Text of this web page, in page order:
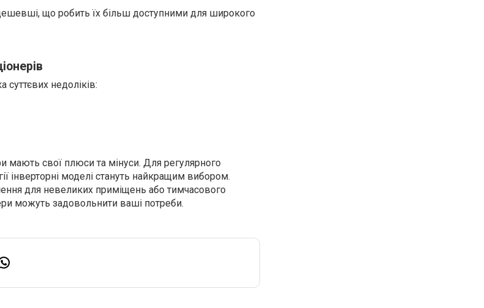
що робить їх більш доступними для широкого
суттєвих недоліків:
мають свої плюси та мінуси. Для регулярного
інверторні моделі стануть найкращим вибором.
для невеликих приміщень або тимчасового
можуть задовольнити ваші потреби.